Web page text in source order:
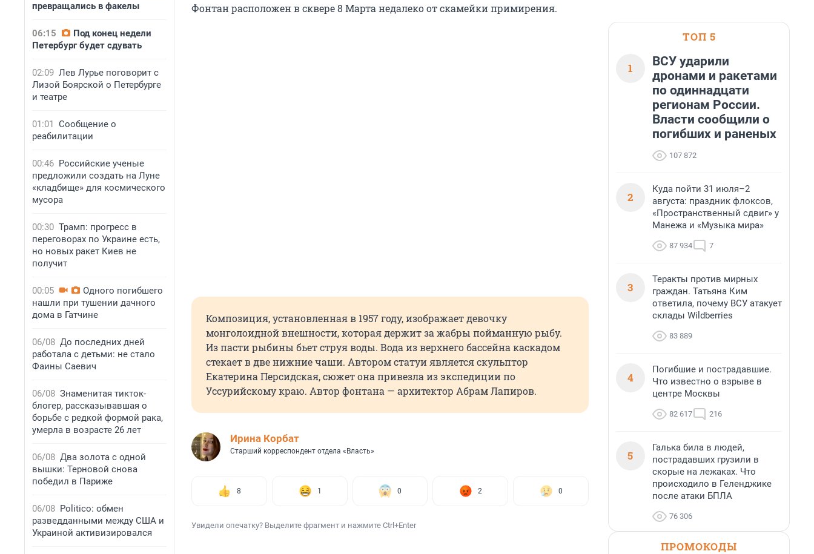
превращались в факелы
06:15
Под конец недели
Петербург будет сдувать
02:09 Лев Лурье поговорит с
Лизой Боярской о Петербурге
и театре
01:01 Сообщение о
реабилитации
00:46 Российские ученые
предложили создать на Луне
«кладбище» для космического
мусора
00:30 Трамп: прогресс в
переговорах по Украине есть,
но новых ракет Киев не
получит
00:05
Одного погибшего
нашли при тушении дачного
дома в Гатчине
06/08 До последних дней
работала с детьми: не стало
Фаины Саевич
06/08 Знаменитая тикток-
блогер, рассказывавшая о
борьбе с редкой формой рака,
умерла в возрасте 26 лет
06/08 Два золота с одной
вышки: Терновой снова
победил в Париже
06/08 Politico: обмен
разведданными между США и
Украиной активизировался
Фонтан расположен в сквере 8 Марта недалеко от скамейки примирения.
Композиция, установленная в 1957 году, изображает девочку
монголоидной внешности, которая держит за жабры пойманную рыбу.
Из пасти рыбины бьет струя воды. Вода из верхнего бассейна каскадом
стекает в две нижние чаши. Автором статуи является скульптор
Екатерина Персидская, сюжет она привезла из экспедиции по
Уссурийскому краю. Автор фонтана — архитектор Абрам Лапиров.
Иpина Корбат
Старший корреспондент отдела «Власть»
8 1 0 2 0
Увидели опечатку? Выделите фрагмент и нажмите Ctrl+Enter
ТОП 5
1
ВСУ ударили
дронами и ракетами
по одиннадцати
регионам России.
Власти сообщили о
погибших и раненых
107 872
2
Куда пойти 31 июля–2
августа: праздник флоксов,
«Пространственный сдвиг» у
Манежа и «Музыка мира»
87 934 7
3
Теракты против мирных
граждан. Татьяна Ким
ответила, почему ВСУ атакует
склады Wildberries
83 889
4
Погибшие и пострадавшие.
Что известно о взрыве в
центре Москвы
82 617 216
5
Галька била в людей,
пострадавших грузили в
скорые на лежаках. Что
происходило в Геленджике
после атаки БПЛА
76 306
ПРОМОКОДЫ